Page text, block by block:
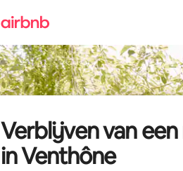
Verblijven van
in Venthône